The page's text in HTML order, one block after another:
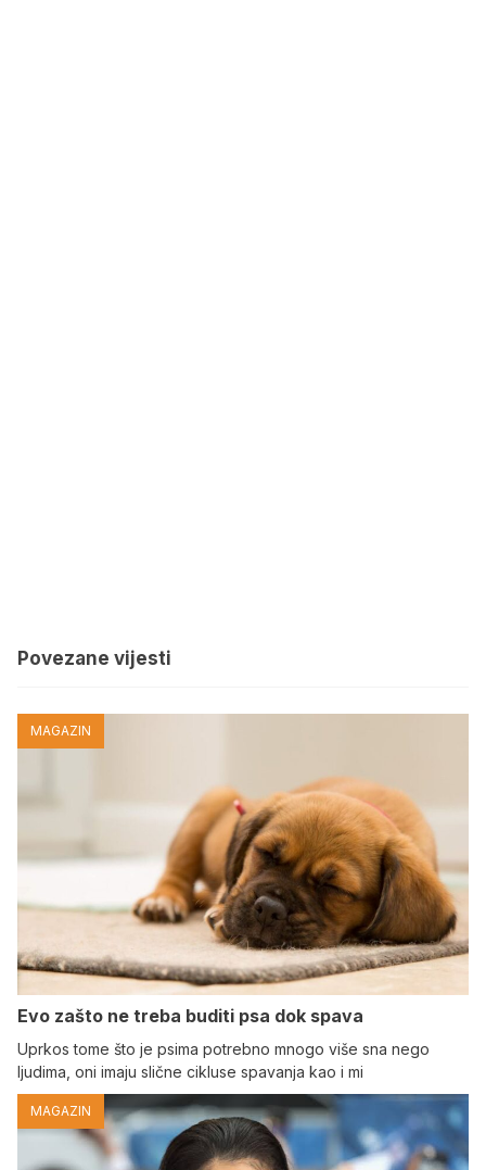
Povezane vijesti
MAGAZIN
Evo zašto ne treba buditi psa dok spava
Uprkos tome što je psima potrebno mnogo više sna nego
ljudima, oni imaju slične cikluse spavanja kao i mi
MAGAZIN